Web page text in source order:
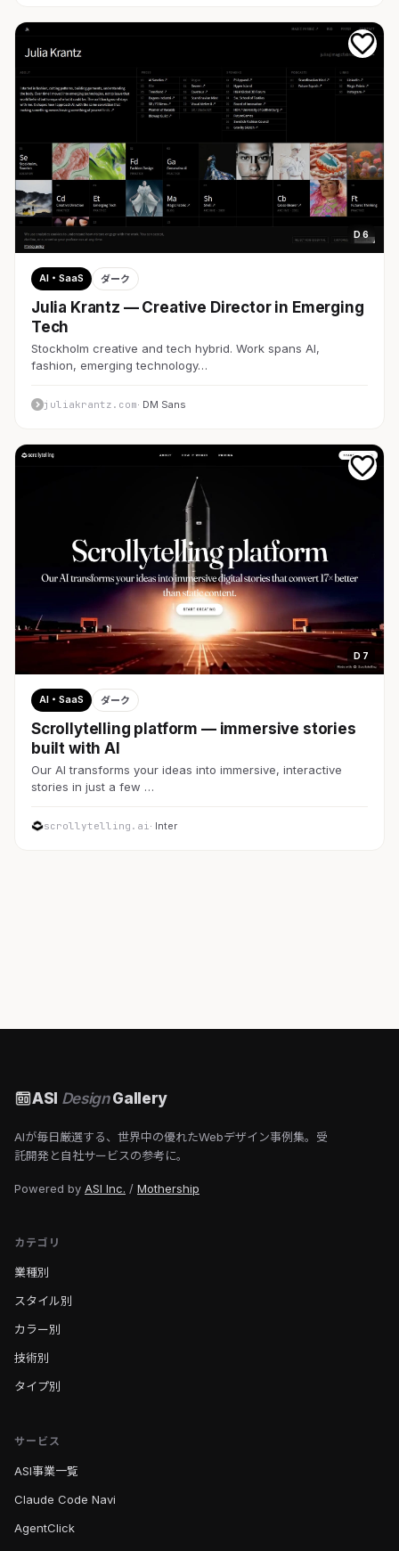
D 6
AI・SaaS ダーク
Julia Krantz — Creative Director in Emerging
Tech
Stockholm creative and tech hybrid. Work spans AI,
fashion, emerging technology…
juliakrantz.com· DM Sans
D 7
AI・SaaS ダーク
Scrollytelling platform — immersive stories
built with AI
Our AI transforms your ideas into immersive, interactive
stories in just a few …
scrollytelling.ai· Inter
ASI DesignGallery
AIが毎日厳選する、世界中の優れたWebデザイン事例集。受
託開発と自社サービスの参考に。
Powered by ASI Inc. / Mothership
カテゴリ
業種別
スタイル別
カラー別
技術別
タイプ別
サービス
ASI事業一覧
Claude Code Navi
AgentClick